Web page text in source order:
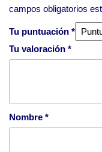
campos obligatorios
Tu puntuación *
Tu valoración *
Nombre *